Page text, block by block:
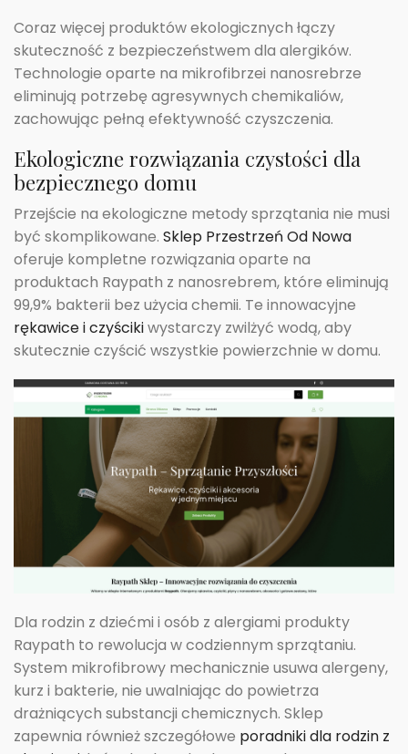
Coraz więcej produktów ekologicznych łączy
skuteczność z bezpieczeństwem dla alergików.
Technologie oparte na mikrofibrzei nanosrebrze
eliminują potrzebę agresywnych chemikaliów,
zachowując pełną efektywność czyszczenia.
Ekologiczne rozwiązania czystości dla
bezpiecznego domu
Przejście na ekologiczne metody sprzątania nie musi
być skomplikowane. Sklep Przestrzeń Od Nowa
oferuje kompletne rozwiązania oparte na
produktach Raypath z nanosrebrem, które eliminują
99,9% bakterii bez użycia chemii. Te innowacyjne
rękawice i czyścikiwystarczy zwilżyć wodą, aby
skutecznie czyścić wszystkie powierzchnie w domu.
Dla rodzin z dziećmi i osób z alergiami produkty
Raypath to rewolucja w codziennym sprzątaniu.
System mikrofibrowy mechanicznie usuwa alergeny,
kurz i bakterie, nie uwalniając do powietrza
drażniących substancji chemicznych. Sklep
zapewnia również szczegółowe poradniki dla rodzin z